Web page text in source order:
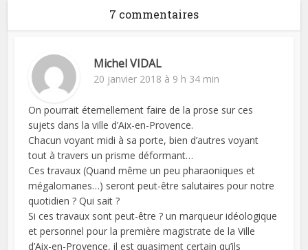
7 commentaires
Michel VIDAL
20 janvier 2018 à 9 h 34 min
On pourrait éternellement faire de la prose sur ces
sujets dans la ville d’Aix-en-Provence.
Chacun voyant midi à sa porte, bien d’autres voyant
tout à travers un prisme déformant…
Ces travaux (Quand même un peu pharaoniques et
mégalomanes…) seront peut-être salutaires pour notre
quotidien ? Qui sait ?
Si ces travaux sont peut-être ? un marqueur idéologique
et personnel pour la première magistrate de la Ville
d’Aix-en-Provence, il est quasiment certain qu’ils